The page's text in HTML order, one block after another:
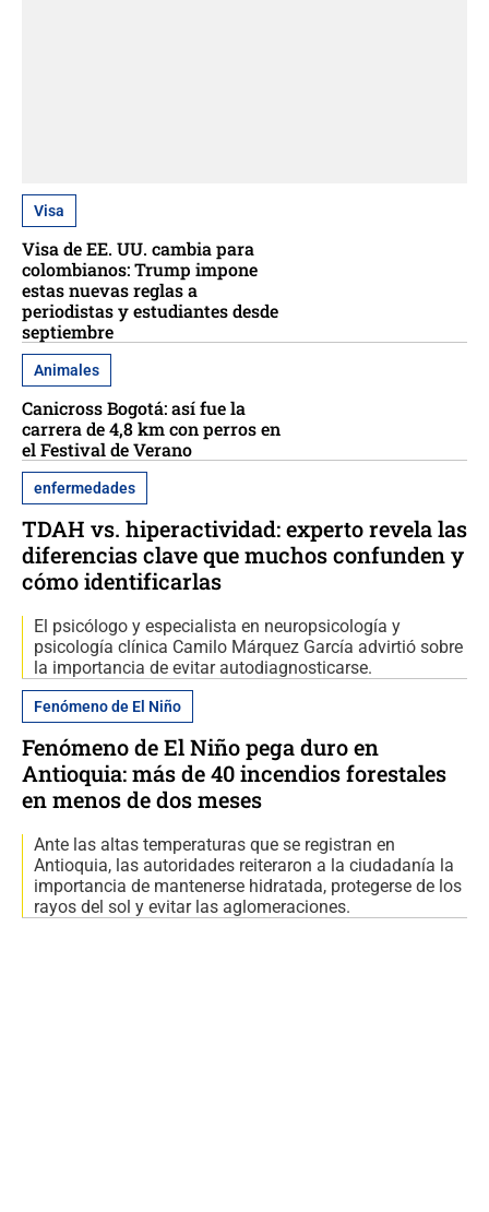
Visa
Visa de EE. UU. cambia para
colombianos: Trump impone
estas nuevas reglas a
periodistas y estudiantes desde
septiembre
Animales
Canicross Bogotá: así fue la
carrera de 4,8 km con perros en
el Festival de Verano
enfermedades
TDAH vs. hiperactividad: experto revela las
diferencias clave que muchos confunden y
cómo identificarlas
El psicólogo y especialista en neuropsicología y
psicología clínica Camilo Márquez García advirtió sobre
la importancia de evitar autodiagnosticarse.
Fenómeno de El Niño
Fenómeno de El Niño pega duro en
Antioquia: más de 40 incendios forestales
en menos de dos meses
Ante las altas temperaturas que se registran en
Antioquia, las autoridades reiteraron a la ciudadanía la
importancia de mantenerse hidratada, protegerse de los
rayos del sol y evitar las aglomeraciones.